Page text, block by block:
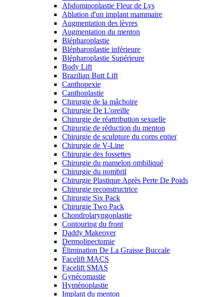
Abdominoplastie Fleur de Lys
Ablation d'un implant mammaire
Augmentation des lèvres
Augmentation du menton
Blépharoplastie
Blépharoplastie inférieure
Blépharoplastie Supérieure
Body Lift
Brazilian Butt Lift
Canthopexie
Canthoplastie
Chirurgie de la mâchoire
Chirurgie De L'oreille
Chirurgie de réattribution sexuelle
Chirurgie de réduction du menton
Chirurgie de sculpture du corps entier
Chirurgie de V-Line
Chirurgie des fossettes
Chirurgie du mamelon ombiliqué
Chirurgie du nombril
Chirurgie Plastique Après Perte De Poids
Chirurgie reconstructrice
Chirurgie Six Pack
Chirurgie Two Pack
Chondrolaryngoplastie
Contouring du front
Daddy Makeover
Dermolipectomie
Élimination De La Graisse Buccale
Facelift MACS
Facelift SMAS
Gynécomastie
Hyménoplastie
Implant du menton